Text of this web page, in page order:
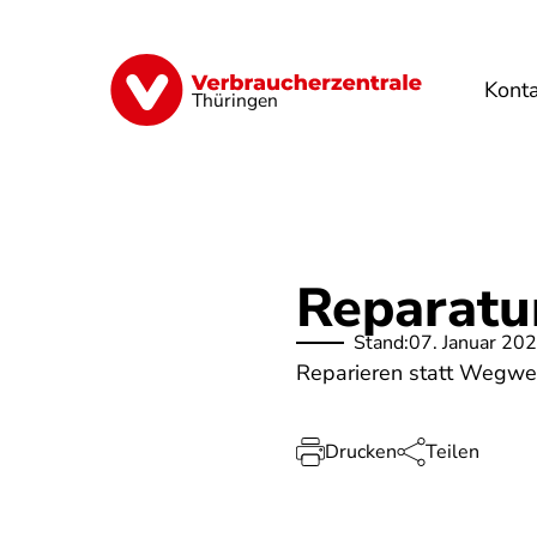
Thüringen
Finanzen Digitales Lebensmittel
Stand:07. Januar
Reparieren statt
Drucken Teilen